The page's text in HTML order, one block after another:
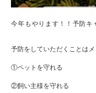
今年もやります！！予防キ
予防をしていただくことは
①ペットを守れる
②飼い主様を守れる